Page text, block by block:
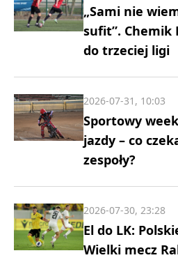
„Sami nie
sufit”. Chemik
do trzeciej ligi
Sportowy
jazdy – co
zespoły?
2026-07-31, 10:03
El do LK:
Wielki mecz
2026-07-30, 23:28